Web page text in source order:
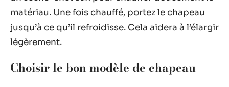
matériau. Une fois chauffé, portez le chapeau
jusqu’à ce qu’il refroidisse. Cela aidera à l’élargir
légèrement.
Choisir le bon modèle de chapeau